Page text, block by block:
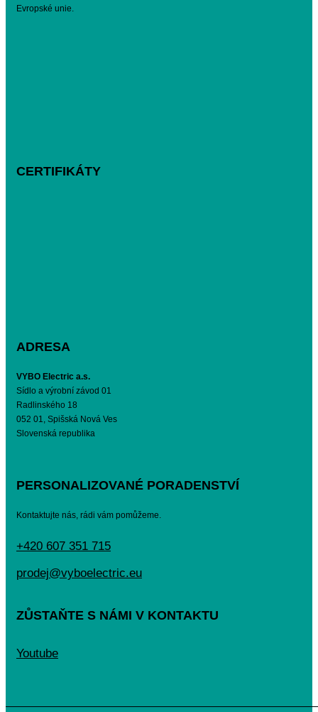
Evropské unie.
CERTIFIKÁTY
ADRESA
VYBO Electric a.s.
Sídlo a výrobní závod 01
Radlinského 18
052 01, Spišská Nová Ves
Slovenská republika
PERSONALIZOVANÉ PORADENSTVÍ
Kontaktujte nás, rádi vám pomůžeme.
+420 607 351 715
prodej@vyboelectric.eu
ZŮSTAŇTE S NÁMI V KONTAKTU
Youtube